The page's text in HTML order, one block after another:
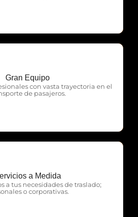
Gran Equipo
con vasta trayectoria en el
de pasajeros.
Servicios
a Medida
a tus necesidades de traslado;
o corporativas.
Servicios